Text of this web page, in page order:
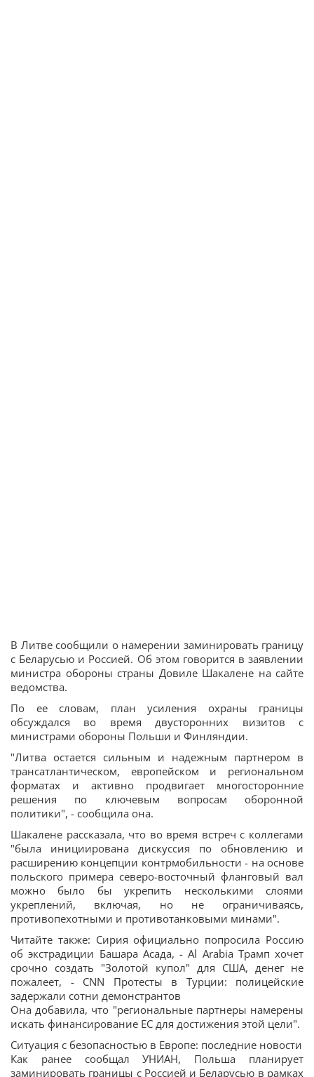
В Литве сообщили о намерении заминировать границу
с Беларусью и Россией. Об этом говорится в заявлении
министра обороны страны Довиле Шакалене на сайте
ведомства.
По ее словам, план усиления охраны границы
обсуждался во время двусторонних визитов с
министрами обороны Польши и Финляндии.
"Литва остается сильным и надежным партнером в
трансатлантическом, европейском и региональном
форматах и активно продвигает многосторонние
решения по ключевым вопросам оборонной
политики", - сообщила она.
Шакалене рассказала, что во время встреч с коллегами
"была инициирована дискуссия по обновлению и
расширению концепции контрмобильности - на основе
польского примера северо-восточный фланговый вал
можно было бы укрепить несколькими слоями
укреплений, включая, но не ограничиваясь,
противопехотными и противотанковыми минами".
Читайте также: Сирия официально попросила Россию
об экстрадиции Башара Асада, - Al Arabia Трамп хочет
срочно создать "Золотой купол" для США, денег не
пожалеет, - CNN Протесты в Турции: полицейские
задержали сотни демонстрантов
Она добавила, что "региональные партнеры намерены
искать финансирование ЕС для достижения этой цели".
Ситуация с безопасностью в Европе: последние новости
Как ранее сообщал УНИАН, Польша планирует
заминировать границы с Россией и Беларусью в рамках